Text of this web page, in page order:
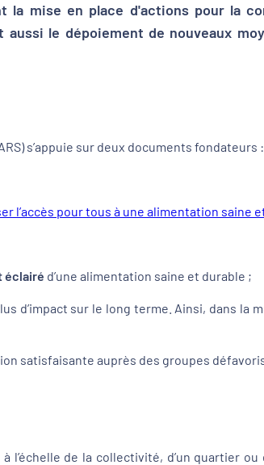
la mise en place d'actions pour la
le dépoiement de nouveaux
s’appuie sur deux documents fondateurs :
l’accès pour tous à une alimentation saine
éclairé d’une alimentation saine et durable ;
d’impact sur le long terme. Ainsi, dans la
satisfaisante auprès des groupes
de la collectivité, d’un quartier